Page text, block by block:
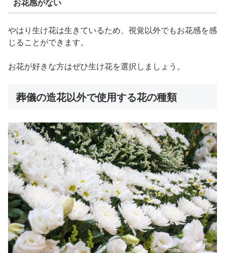
やはり生け花は生きているため、視覚以外でもお花感を感
じることができます。
お花が好きな方はぜひ生け花を選択しましょう。
葬儀の造花以外で使用する花の種類